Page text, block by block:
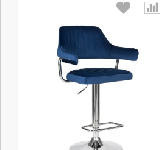
Выберите количество: